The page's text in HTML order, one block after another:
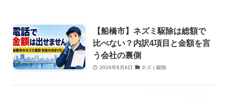
【船橋市】ネズミ駆除は総額で
比べない？内訳4項目と金額を言
う会社の裏側
2026年8月6日 ネズミ駆除